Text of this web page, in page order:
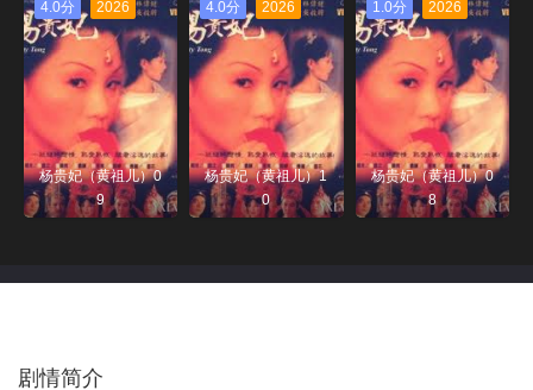
4.0分 2026
杨贵妃（黄祖儿）0
9
4.0分 2026
杨贵妃（黄祖儿）1
0
1.0分 2026
杨贵妃（黄祖儿）0
8
剧情简介